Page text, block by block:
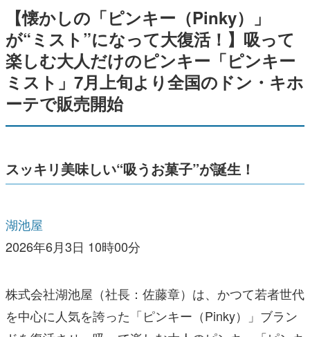
【懐かしの「ピンキー（Pinky）」
が“ミスト”になって大復活！】吸って
楽しむ大人だけのピンキー「ピンキー
ミスト」7月上旬より全国のドン・キホ
ーテで販売開始
スッキリ美味しい“吸うお菓子”が誕生！
湖池屋
2026年6月3日 10時00分
株式会社湖池屋（社長：佐藤章）は、かつて若者世代
を中心に人気を誇った「ピンキー（Pinky）」ブラン